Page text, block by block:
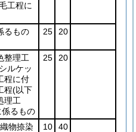
工程に
るもの 25 20
整理工
ルケッ
程に付
程(以下
理工
係るもの
25 20
物捺染
10
40